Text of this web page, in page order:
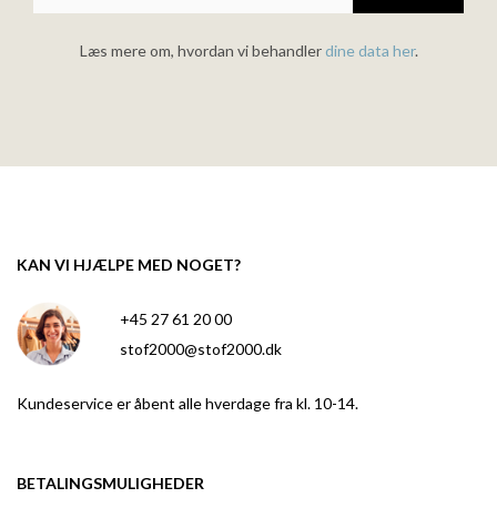
Læs mere om, hvordan vi behandlerdine data her.
KAN VI HJÆLPE MED NOGET?
+45 27 61 20 00
stof2000@stof2000.dk
Kundeservice er åbent alle hverdage fra kl. 10-14.
BETALINGSMULIGHEDER